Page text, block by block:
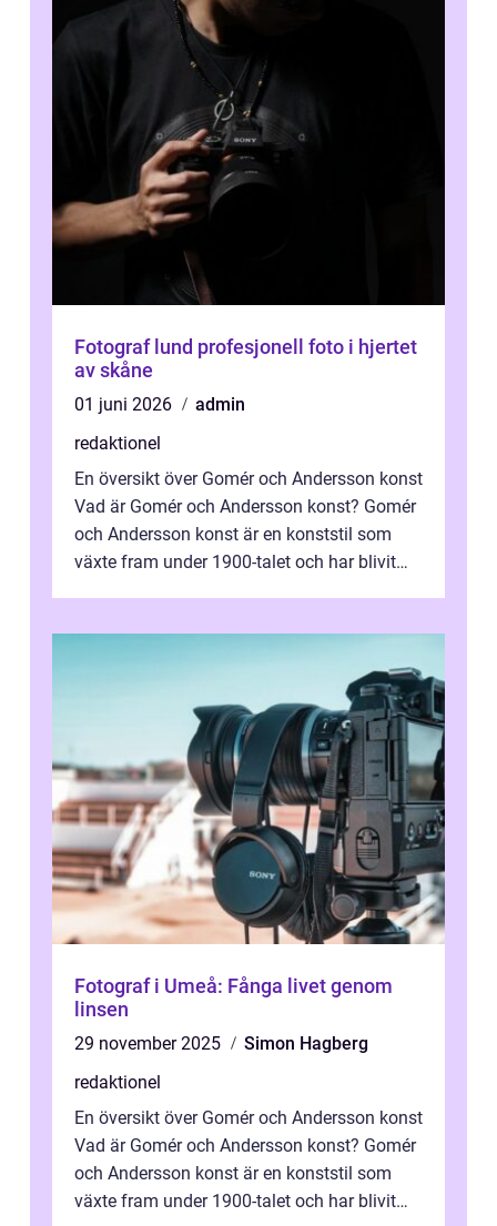
Fotograf lund profesjonell foto i hjertet
av skåne
01 juni 2026
admin
redaktionel
En översikt över Gomér och Andersson konst
Vad är Gomér och Andersson konst? Gomér
och Andersson konst är en konststil som
växte fram under 1900-talet och har blivit
Fotograf i Umeå: Fånga livet genom
linsen
29 november 2025
Simon Hagberg
redaktionel
En översikt över Gomér och Andersson konst
Vad är Gomér och Andersson konst? Gomér
och Andersson konst är en konststil som
växte fram under 1900-talet och har blivit